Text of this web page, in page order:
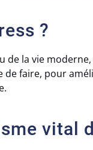
?
de la vie
de faire, pour
vital